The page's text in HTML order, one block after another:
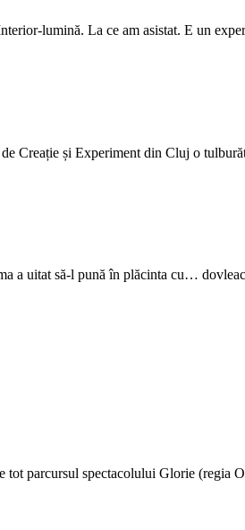
lumină. La ce am asistat. E un
și Experiment din Cluj o
a uitat să-l pună în plăcinta cu…
tot parcursul spectacolului Glorie